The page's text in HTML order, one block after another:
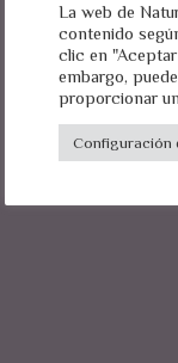
La web de
contenido
clic en
embargo,
proporcionar
Configuración